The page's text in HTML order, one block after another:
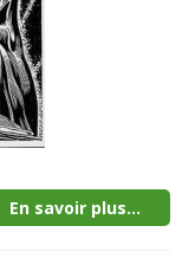
En savoir plus...